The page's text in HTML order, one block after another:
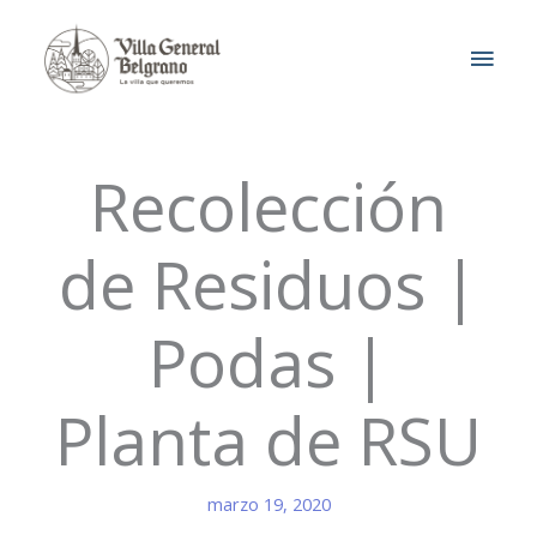
contenido
Recolección
de Residuos |
Podas |
Planta de RSU
marzo 19, 2020